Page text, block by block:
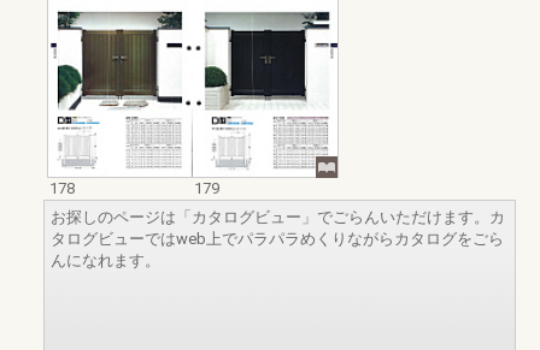
178
179
お探しのページは「カタログビュー」でごらんいただけます。カ
タログビューではweb上でパラパラめくりながらカタログをごら
んになれます。